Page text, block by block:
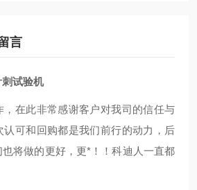
言
试验机
，在此非常感谢客户对我司的信任与
认可和回购都是我们前行的动力，后
将做的更好，更*！！科迪人一直都